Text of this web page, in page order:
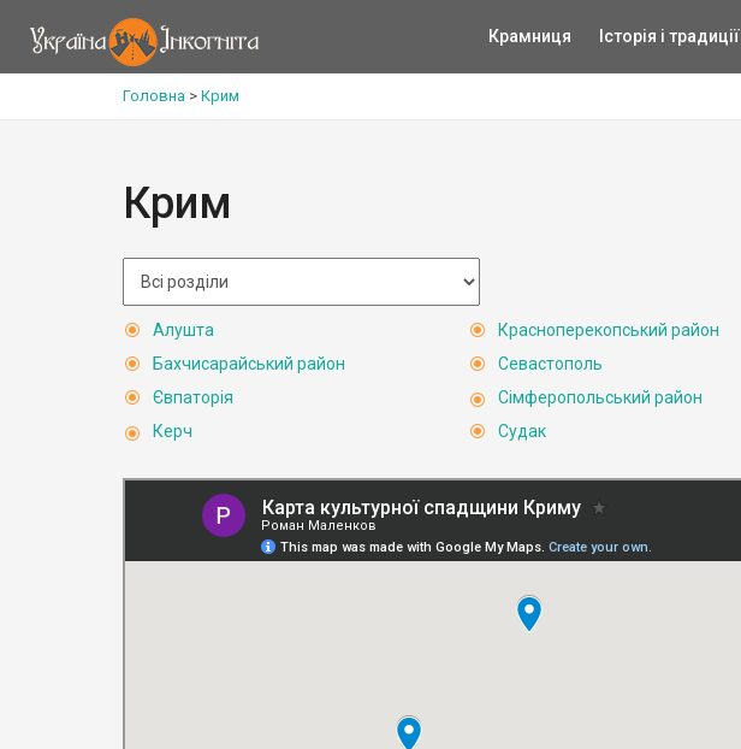
Крамниця Історія і традиції
Головна > Крим
Крим
Алушта
Бахчисарайський район
Євпаторія
Керч
Красноперекопський район
Севастополь
Сімферопольський район
Судак